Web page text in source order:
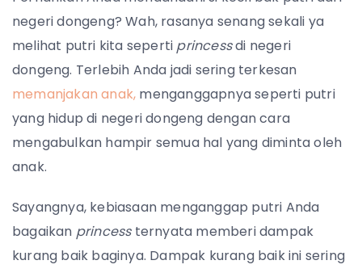
negeri dongeng? Wah, rasanya senang sekali ya
melihat putri kita seperti princessdi negeri
dongeng. Terlebih Anda jadi sering terkesan
memanjakan anak, menganggapnya seperti putri
yang hidup di negeri dongeng dengan cara
mengabulkan hampir semua hal yang diminta oleh
anak.
Sayangnya, kebiasaan menganggap putri Anda
bagaikan princess ternyata memberi dampak
kurang baik baginya. Dampak kurang baik ini sering